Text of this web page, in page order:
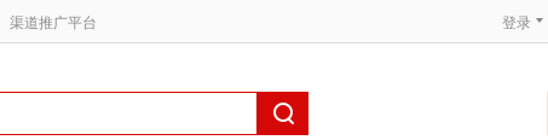
渠道推广平台 登录